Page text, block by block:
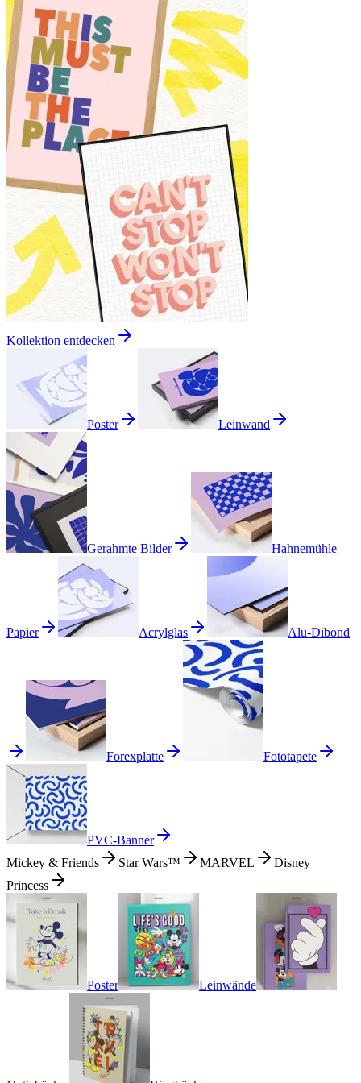
Kollektion entdecken
Poster Leinwand
Gerahmte Bilder Hahnemühle
Papier Acrylglas Alu-Dibond
Forexplatte Fototapete
PVC-Banner
Mickey & Friends
Star Wars™ MARVEL
Disney
Princess
Poster Leinwände